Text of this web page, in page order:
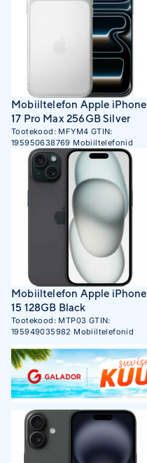
Mobiiltelefon Apple iPhone
17 Pro Max 256GB Silver
Tootekood: MFYM4 GTIN:
195950638769 Mobiiltelefonid
Mobiiltelefon Apple iPhone
15 128GB Black
Tootekood: MTP03 GTIN:
195949035982 Mobiiltelefonid